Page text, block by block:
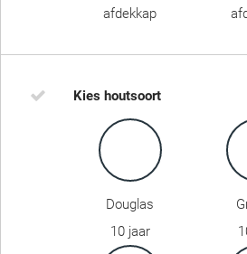
afdekkap
Kies houtsoort
Douglas
10 jaar